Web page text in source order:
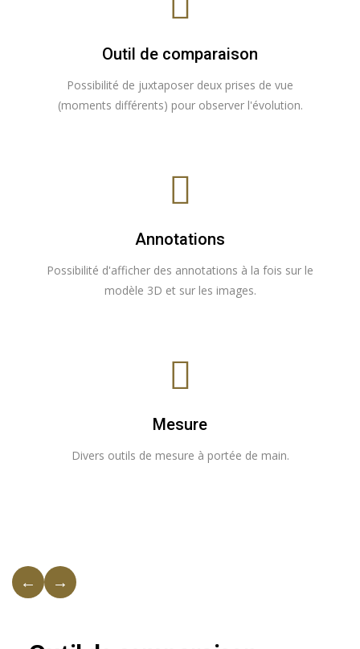
Outil de comparaison
Possibilité de juxtaposer deux prises de vue
(moments différents) pour observer l'évolution.
Annotations
Possibilité d'afficher des annotations à la fois sur le
modèle 3D et sur les images.
Mesure
Divers outils de mesure à portée de main.
← →